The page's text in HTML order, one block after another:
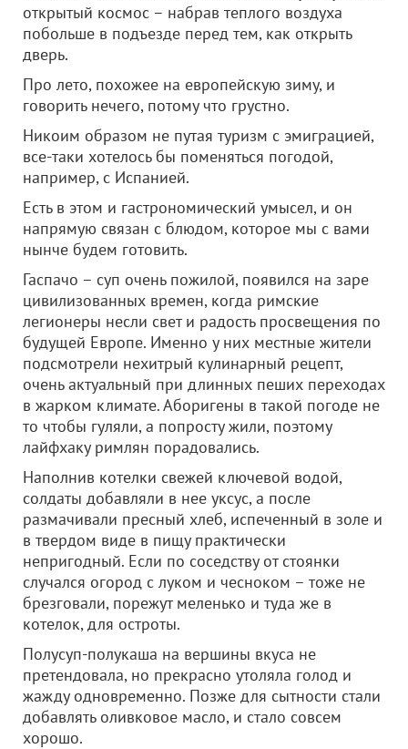
открытый космос – набрав теплого воздуха
побольше в подъезде перед тем, как открыть
дверь.
Про лето, похожее на европейскую зиму, и
говорить нечего, потому что грустно.
Никоим образом не путая туризм с эмиграцией,
все-таки хотелось бы поменяться погодой,
например, с Испанией.
Есть в этом и гастрономический умысел, и он
напрямую связан с блюдом, которое мы с вами
нынче будем готовить.
Гаспачо – суп очень пожилой, появился на заре
цивилизованных времен, когда римские
легионеры несли свет и радость просвещения по
будущей Европе. Именно у них местные жители
подсмотрели нехитрый кулинарный рецепт,
очень актуальный при длинных пеших переходах
в жарком климате. Аборигены в такой погоде не
то чтобы гуляли, а попросту жили, поэтому
лайфхаку римлян порадовались.
Наполнив котелки свежей ключевой водой,
солдаты добавляли в нее уксус, а после
размачивали пресный хлеб, испеченный в золе и
в твердом виде в пищу практически
непригодный. Если по соседству от стоянки
случался огород с луком и чесноком – тоже не
брезговали, порежут меленько и туда же в
котелок, для остроты.
Полусуп-полукаша на вершины вкуса не
претендовала, но прекрасно утоляла голод и
жажду одновременно. Позже для сытности стали
добавлять оливковое масло, и стало совсем
хорошо.